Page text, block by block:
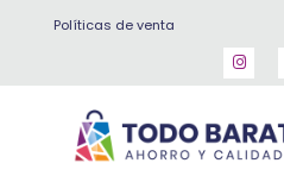
Políticas de venta